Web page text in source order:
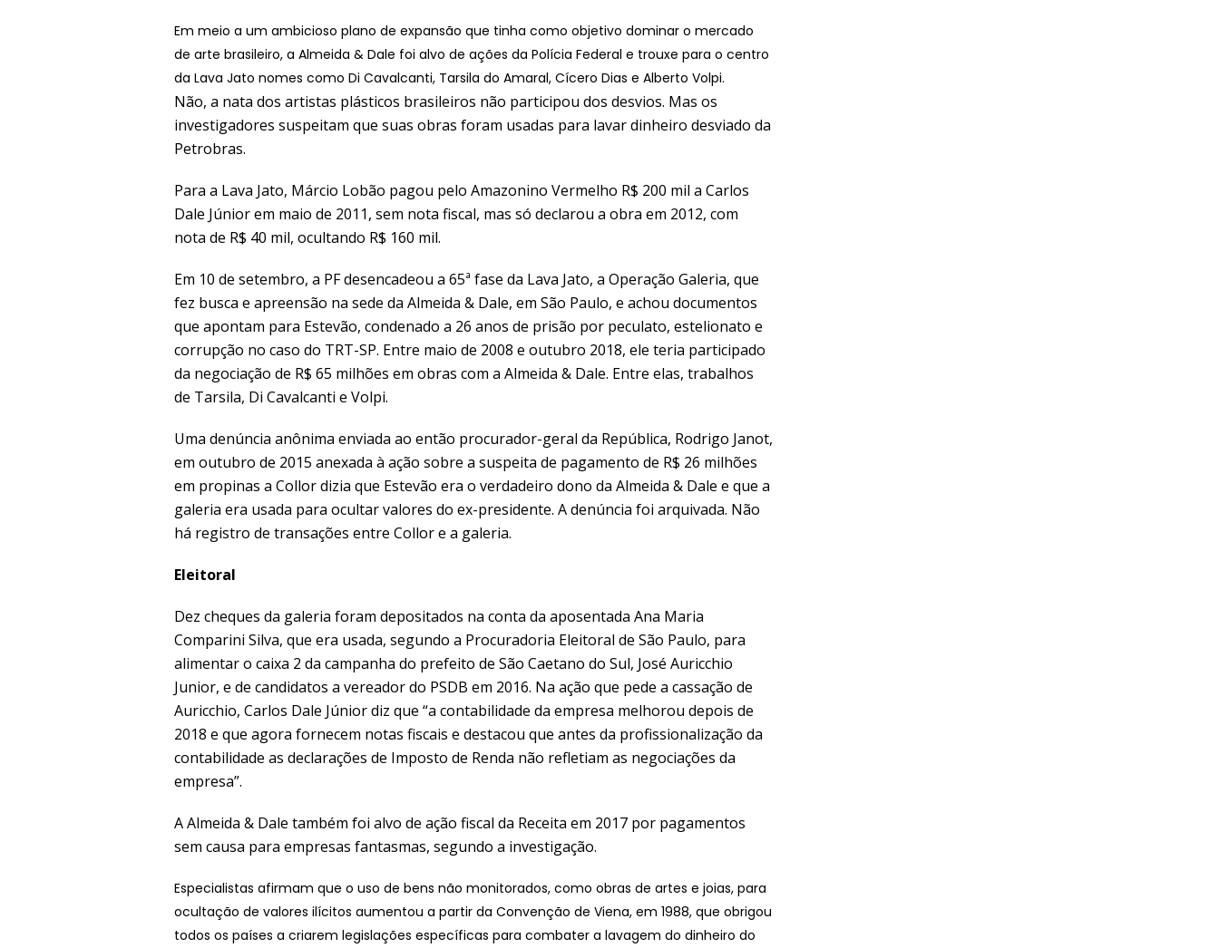
Em meio a um ambicioso plano de expansão que tinha como objetivo dominar o mercado
de arte brasileiro, a Almeida & Dale foi alvo de ações da Polícia Federal e trouxe para o centro
da Lava Jato nomes como Di Cavalcanti, Tarsila do Amaral, Cícero Dias e Alberto Volpi.
Não, a nata dos artistas plásticos brasileiros não participou dos desvios. Mas os
investigadores suspeitam que suas obras foram usadas para lavar dinheiro desviado da
Petrobras.
Para a Lava Jato, Márcio Lobão pagou pelo Amazonino Vermelho R$ 200 mil a Carlos
Dale Júnior em maio de 2011, sem nota fiscal, mas só declarou a obra em 2012, com
nota de R$ 40 mil, ocultando R$ 160 mil.
Em 10 de setembro, a PF desencadeou a 65ª fase da Lava Jato, a Operação Galeria, que
fez busca e apreensão na sede da Almeida & Dale, em São Paulo, e achou documentos
que apontam para Estevão, condenado a 26 anos de prisão por peculato, estelionato e
corrupção no caso do TRT-SP. Entre maio de 2008 e outubro 2018, ele teria participado
da negociação de R$ 65 milhões em obras com a Almeida & Dale. Entre elas, trabalhos
de Tarsila, Di Cavalcanti e Volpi.
Uma denúncia anônima enviada ao então procurador-geral da República, Rodrigo Janot,
em outubro de 2015 anexada à ação sobre a suspeita de pagamento de R$ 26 milhões
em propinas a Collor dizia que Estevão era o verdadeiro dono da Almeida & Dale e que a
galeria era usada para ocultar valores do ex-presidente. A denúncia foi arquivada. Não
há registro de transações entre Collor e a galeria.
Eleitoral
Dez cheques da galeria foram depositados na conta da aposentada Ana Maria
Comparini Silva, que era usada, segundo a Procuradoria Eleitoral de São Paulo, para
alimentar o caixa 2 da campanha do prefeito de São Caetano do Sul, José Auricchio
Junior, e de candidatos a vereador do PSDB em 2016. Na ação que pede a cassação de
Auricchio, Carlos Dale Júnior diz que “a contabilidade da empresa melhorou depois de
2018 e que agora fornecem notas fiscais e destacou que antes da profissionalização da
contabilidade as declarações de Imposto de Renda não refletiam as negociações da
empresa”.
A Almeida & Dale também foi alvo de ação fiscal da Receita em 2017 por pagamentos
sem causa para empresas fantasmas, segundo a investigação.
Especialistas afirmam que o uso de bens não monitorados, como obras de artes e joias, para
ocultação de valores ilícitos aumentou a partir da Convenção de Viena, em 1988, que obrigou
todos os países a criarem legislações específicas para combater a lavagem do dinheiro do